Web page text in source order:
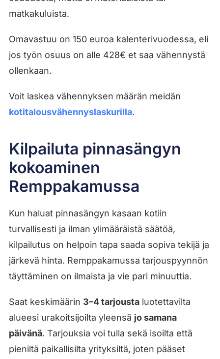
matkakuluista.
Omavastuu on 150 euroa kalenterivuodessa, eli
jos työn osuus on alle 428€ et saa vähennystä
ollenkaan.
Voit laskea vähennyksen määrän meidän
kotitalousvähennyslaskurilla.
Kilpailuta pinnasängyn
kokoaminen
Remppakamussa
Kun haluat pinnasängyn kasaan kotiin
turvallisesti ja ilman ylimääräistä säätöä,
kilpailutus on helpoin tapa saada sopiva tekijä ja
järkevä hinta. Remppakamussa tarjouspyynnön
täyttäminen on ilmaista ja vie pari minuuttia.
Saat keskimäärin 3–4 tarjoustaluotettavilta
alueesi urakoitsijoilta yleensä jo samana
päivänä. Tarjouksia voi tulla sekä isoilta että
pieniltä paikallisilta yrityksiltä, joten pääset